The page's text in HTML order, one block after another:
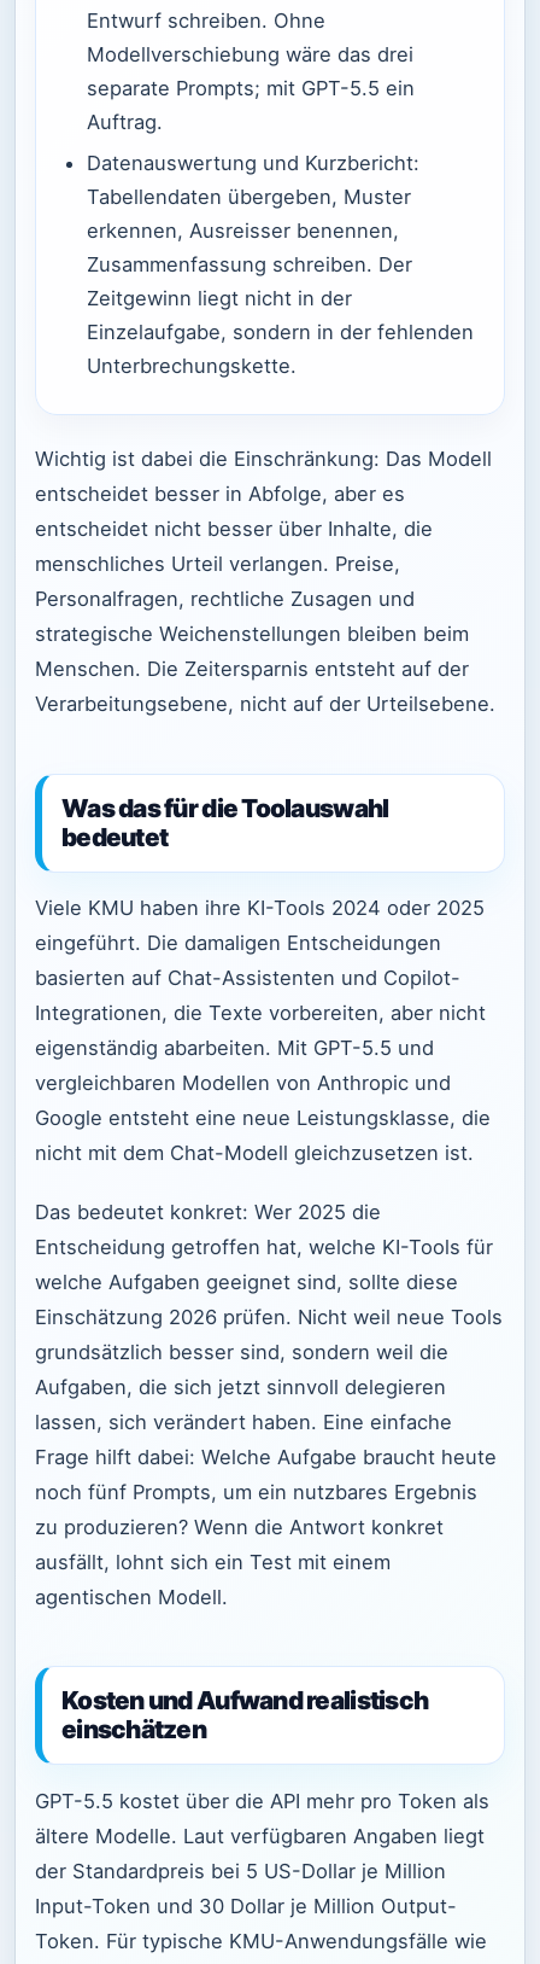
Entwurf schreiben. Ohne
Modellverschiebung wäre das drei
separate Prompts; mit GPT-5.5 ein
Auftrag.
Datenauswertung und Kurzbericht:
Tabellendaten übergeben, Muster
erkennen, Ausreisser benennen,
Zusammenfassung schreiben. Der
Zeitgewinn liegt nicht in der
Einzelaufgabe, sondern in der fehlenden
Unterbrechungskette.
Wichtig ist dabei die Einschränkung: Das Modell
entscheidet besser in Abfolge, aber es
entscheidet nicht besser über Inhalte, die
menschliches Urteil verlangen. Preise,
Personalfragen, rechtliche Zusagen und
strategische Weichenstellungen bleiben beim
Menschen. Die Zeitersparnis entsteht auf der
Verarbeitungsebene, nicht auf der Urteilsebene.
Was das für die Toolauswahl
bedeutet
Viele KMU haben ihre KI-Tools 2024 oder 2025
eingeführt. Die damaligen Entscheidungen
basierten auf Chat-Assistenten und Copilot-
Integrationen, die Texte vorbereiten, aber nicht
eigenständig abarbeiten. Mit GPT-5.5 und
vergleichbaren Modellen von Anthropic und
Google entsteht eine neue Leistungsklasse, die
nicht mit dem Chat-Modell gleichzusetzen ist.
Das bedeutet konkret: Wer 2025 die
Entscheidung getroffen hat, welche KI-Tools für
welche Aufgaben geeignet sind, sollte diese
Einschätzung 2026 prüfen. Nicht weil neue Tools
grundsätzlich besser sind, sondern weil die
Aufgaben, die sich jetzt sinnvoll delegieren
lassen, sich verändert haben. Eine einfache
Frage hilft dabei: Welche Aufgabe braucht heute
noch fünf Prompts, um ein nutzbares Ergebnis
zu produzieren? Wenn die Antwort konkret
ausfällt, lohnt sich ein Test mit einem
agentischen Modell.
Kosten und Aufwand realistisch
einschätzen
GPT-5.5 kostet über die API mehr pro Token als
ältere Modelle. Laut verfügbaren Angaben liegt
der Standardpreis bei 5 US-Dollar je Million
Input-Token und 30 Dollar je Million Output-
Token. Für typische KMU-Anwendungsfälle wie